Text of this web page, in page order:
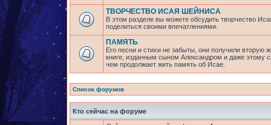
ТВОРЧЕСТВО ИСАЯ ШЕЙНИСА
В этом разделе вы можете обсудить творчество
поделиться своими впечатлениями.
ПАМЯТЬ
Его песни и стихи не забыты, они получили вторую
книге, изданным сыном Александром и даже этому
чем продолжает жить память об Исае.
Список форумов
Кто сейчас на форуме